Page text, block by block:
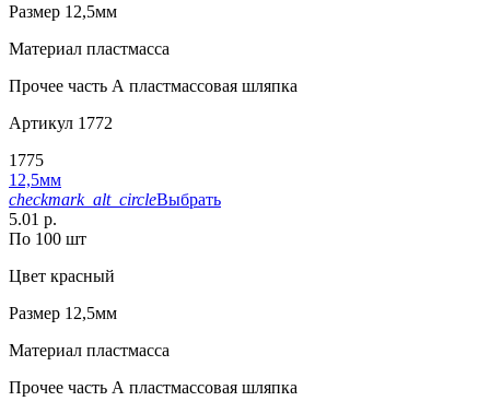
Размер 12,5мм
Материал пластмасса
Прочее часть А пластмассовая шляпка
Артикул 1772
1775
12,5мм
checkmark_alt_circleВыбрать
5.01 р.
По 100 шт
Цвет красный
Размер 12,5мм
Материал пластмасса
Прочее часть А пластмассовая шляпка